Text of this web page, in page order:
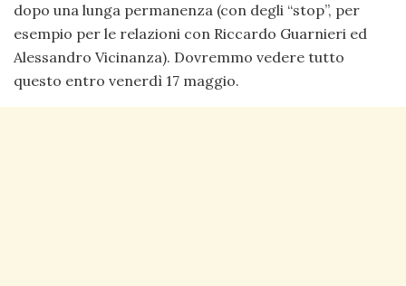
dopo una lunga permanenza (con degli “stop”, per
esempio per le relazioni con Riccardo Guarnieri ed
Alessandro Vicinanza). Dovremmo vedere tutto
questo entro venerdì 17 maggio.